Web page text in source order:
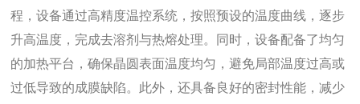
程，设备通过高精度温控系统，按照预设的温度曲线，逐步
升高温度，完成去溶剂与热熔处理。同时，设备配备了均匀
的加热平台，确保晶圆表面温度均匀，避免局部温度过高或
过低导致的成膜缺陷。此外，还具备良好的密封性能，减少